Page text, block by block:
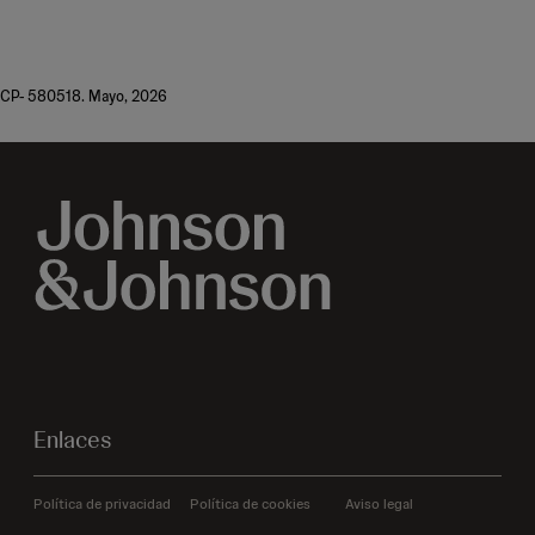
CP- 580518. Mayo, 2026
Enlaces
Política de privacidad Política de cookies Aviso legal